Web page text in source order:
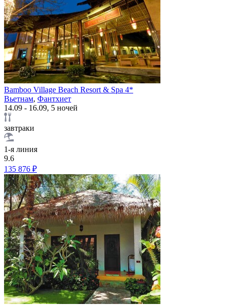
Bamboo Village Beach Resort & Spa 4*
Вьетнам, Фантхиет
14.09 - 16.09, 5 ночей
завтраки
1-я линия
9.6
135 876 ₽